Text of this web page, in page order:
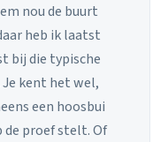
nou de buurt
heb ik laatst
bij die typische
kent het wel,
een hoosbui
de proef stelt. Of